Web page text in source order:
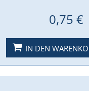
0,75 €
IN DEN